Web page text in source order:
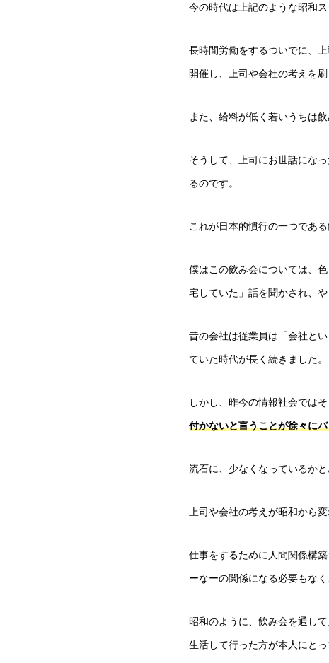
今の時代は上記のような昭和
長時間労働をするついでに、
開催し、上司や会社の考えを
また、給料が低く若いうちは
そうして、上司にお世話にな
るのです。
これが日本的慣行の一つである
僕はこの飲み会については、
宅していた」話を聞かされ、
昔の会社は従業員は「会社と
ていた時代が長く続きました。
しかし、昨今の情報社会では
付かないと言うことが徐々に
流石に、少なくなっているか
上司や会社の考えが昭和から
仕事をするために人間関係構
ーなーの関係になる必要もな
昭和のように、飲み会を通し
生活して行った方が本人にとっ